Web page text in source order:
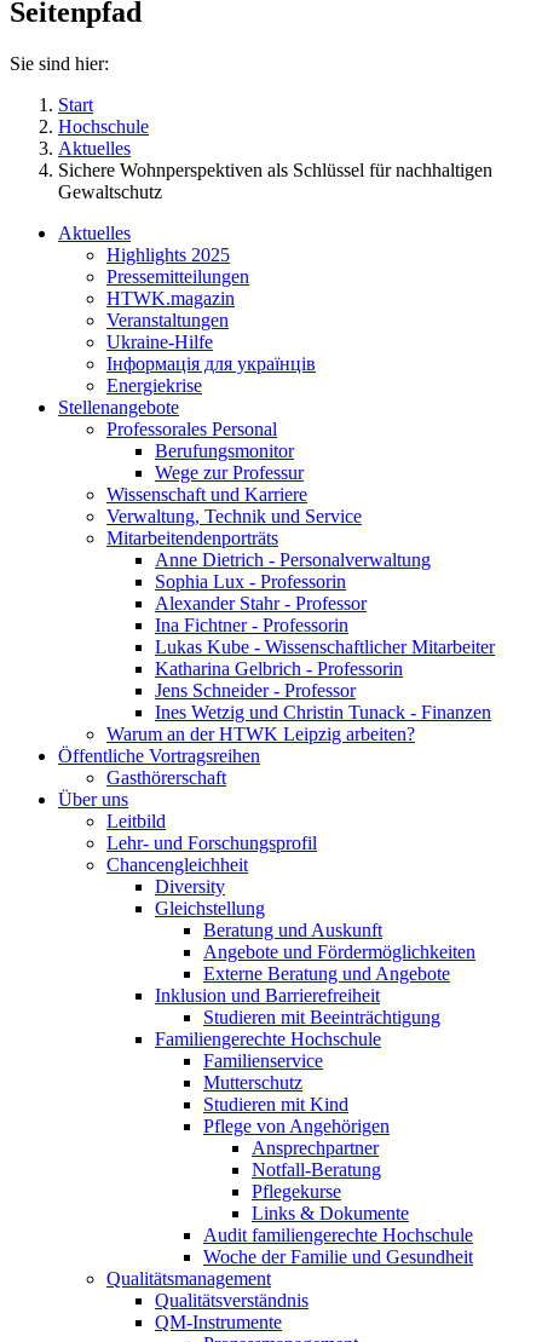
Seitenpfad
Sie sind hier:
Start
Hochschule
Aktuelles
Sichere Wohnperspektiven als Schlüssel für nachhaltigen
Gewaltschutz
Aktuelles
Highlights 2025
Pressemitteilungen
HTWK.magazin
Veranstaltungen
Ukraine-Hilfe
Інформація для українців
Energiekrise
Stellenangebote
Professorales Personal
Berufungsmonitor
Wege zur Professur
Wissenschaft und Karriere
Verwaltung, Technik und Service
Mitarbeitendenporträts
Anne Dietrich - Personalverwaltung
Sophia Lux - Professorin
Alexander Stahr - Professor
Ina Fichtner - Professorin
Lukas Kube - Wissenschaftlicher Mitarbeiter
Katharina Gelbrich - Professorin
Jens Schneider - Professor
Ines Wetzig und Christin Tunack - Finanzen
Warum an der HTWK Leipzig arbeiten?
Öffentliche Vortragsreihen
Gasthörerschaft
Über uns
Leitbild
Lehr- und Forschungsprofil
Chancengleichheit
Diversity
Gleichstellung
Beratung und Auskunft
Angebote und Fördermöglichkeiten
Externe Beratung und Angebote
Inklusion und Barrierefreiheit
Studieren mit Beeinträchtigung
Familiengerechte Hochschule
Familienservice
Mutterschutz
Studieren mit Kind
Pflege von Angehörigen
Ansprechpartner
Notfall-Beratung
Pflegekurse
Links & Dokumente
Audit familiengerechte Hochschule
Woche der Familie und Gesundheit
Qualitätsmanagement
Qualitätsverständnis
QM-Instrumente